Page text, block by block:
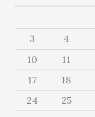
3
4
10
11
17
18
24
25